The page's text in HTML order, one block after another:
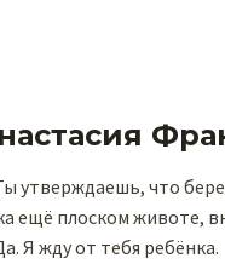
утверждаешь, что
ещё плоском животе,
Я жду от тебя ребёнка.